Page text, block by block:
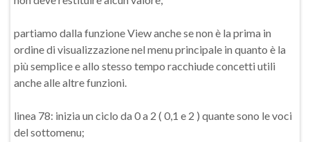
partiamo dalla funzione View anche se non è la prima in
ordine di visualizzazione nel menu principale in quanto è la
più semplice e allo stesso tempo racchiude concetti utili
anche alle altre funzioni.
linea 78: inizia un ciclo da 0 a 2 ( 0,1 e 2 ) quante sono le voci
del sottomenu;